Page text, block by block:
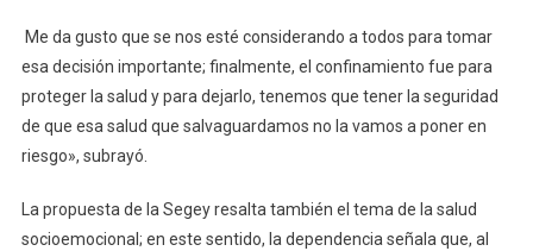
Me da gusto que se nos esté considerando a todos para tomar
esa decisión importante; finalmente, el confinamiento fue para
proteger la salud y para dejarlo, tenemos que tener la seguridad
de que esa salud que salvaguardamos no la vamos a poner en
riesgo», subrayó.
La propuesta de la Segey resalta también el tema de la salud
socioemocional; en este sentido, la dependencia señala que, al